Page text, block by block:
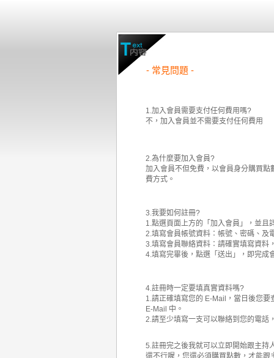
- 常見問題 -
1.加入會員需要支付任何費用嗎?
不，加入會員並不需要支付任何費用
2.為什麼要加入會員?
加入會員不但免費，以會員身分購買點
費方式。
3.我要如何註冊?
1.點選頁面上方的「加入會員」，並且
2.填寫會員帳號資料：帳號、密碼、及
3.填寫會員聯絡資料：請確實填寫資料
4.填寫完畢後，點選「送出」，即完成
4.註冊時一定要填真實資料嗎?
1.請正確填寫您的 E-Mail，當日後您
E-Mail 中。
2.請至少填寫一支可以聯絡到您的電話
5.註冊完之後我就可以立即開始跟主持
還不行喔，您還必須購買點數，才能